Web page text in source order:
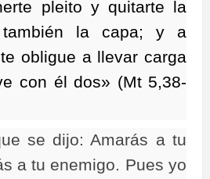
pleito y quitarte la
también la capa; y a
obligue a llevar carga
con él dos» (Mt 5,38-
se dijo: Amarás a tu
a tu enemigo. Pues yo